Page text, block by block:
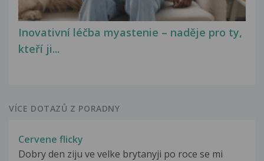
Inovativní léčba myastenie – naděje pro ty,
kteří ji...
VÍCE DOTAZŮ Z PORADNY
Cervene flicky
Dobry den ziju ve velke brytanyji po roce se mi